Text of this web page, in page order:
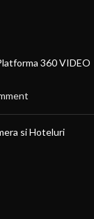
360 VIDEO
si Hoteluri